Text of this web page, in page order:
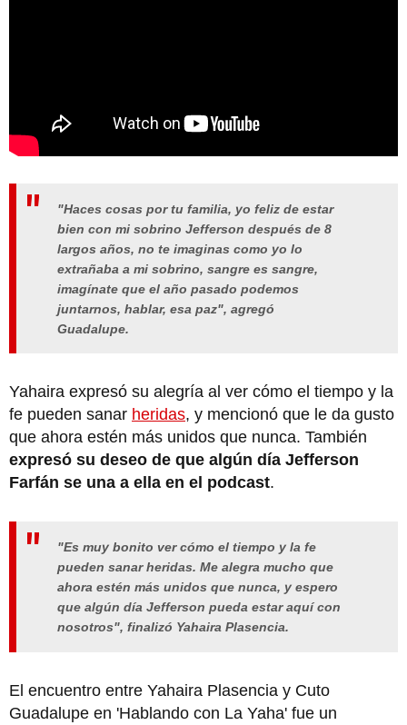
"Haces cosas por tu familia, yo feliz de estar
bien con mi sobrino Jefferson después de 8
largos años, no te imaginas como yo lo
extrañaba a mi sobrino, sangre es sangre,
imagínate que el año pasado podemos
juntarnos, hablar, esa paz", agregó
Guadalupe.
Yahaira expresó su alegría al ver cómo el tiempo y la
fe pueden sanar heridas, y mencionó que le da gusto
que ahora estén más unidos que nunca. También
expresó su deseo de que algún día Jefferson
Farfán se una a ella en el podcast.
"Es muy bonito ver cómo el tiempo y la fe
pueden sanar heridas. Me alegra mucho que
ahora estén más unidos que nunca, y espero
que algún día Jefferson pueda estar aquí con
nosotros", finalizó Yahaira Plasencia.
El encuentro entre Yahaira Plasencia y Cuto
Guadalupe en 'Hablando con La Yaha' fue un